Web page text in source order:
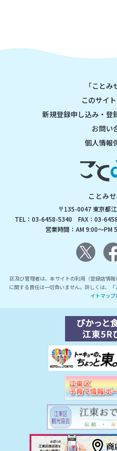
「こと
このサイ
新規登録申し込み・登
お問い
個人情報
ことみ
〒135-0047 東京都
TEL：03-6458-5340 FAX：03-
営業時間：AM 9:00～
区及び管理者は、本サイトの利用（登録店情
に関する責任は一切負いません。詳しくは、『
イトマップ